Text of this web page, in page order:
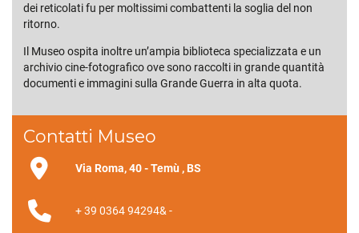
dei reticolati fu per moltissimi combattenti la soglia del non
ritorno.
Il Museo ospita inoltre un’ampia biblioteca specializzata e un
archivio cine-fotografico ove sono raccolti in grande quantità
documenti e immagini sulla Grande Guerra in alta quota.
Contatti Museo
Via Roma, 40 - Temù , BS
+ 39 0364 94294& -